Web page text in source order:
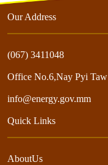
Our Address
(067) 3411048
Office No.6,Nay Pyi Taw
info@energy.gov.mm
Quick Links
AboutUs